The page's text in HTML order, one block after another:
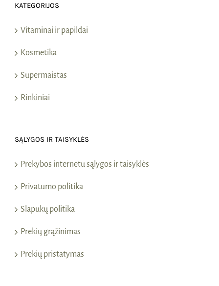
KATEGORIJOS
Vitaminai ir papildai
Kosmetika
Supermaistas
Rinkiniai
SĄLYGOS IR TAISYKLĖS
Prekybos internetu sąlygos ir taisyklės
Privatumo politika
Slapukų politika
Prekių grąžinimas
Prekių pristatymas